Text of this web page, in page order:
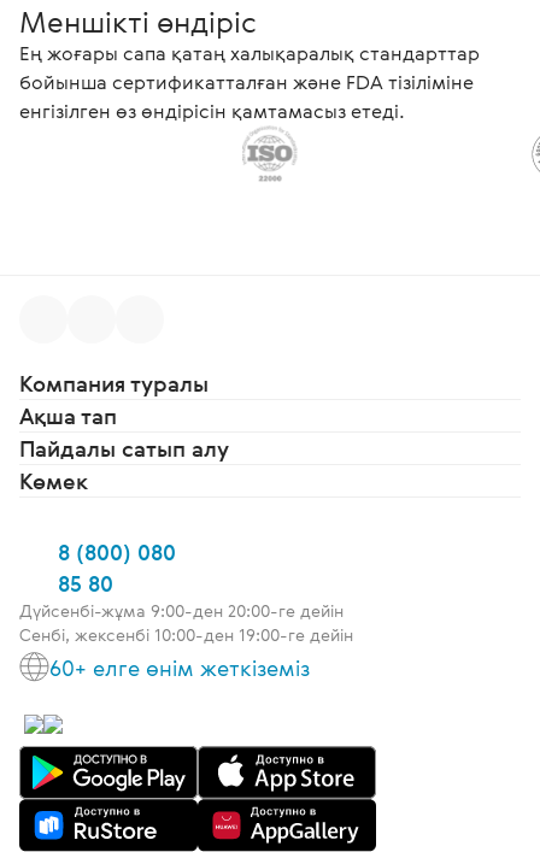
Меншікті өндіріс
Ең жоғары сапа қатаң халықаралық стандарттар
бойынша сертификатталған және FDA тізіліміне
енгізілген өз өндірісін қамтамасыз етеді.
Компания туралы
Ақша тап
Пайдалы сатып алу
Көмек
8 (800) 080
85 80
Дүйсенбі-жұма 9:00-ден 20:00-ге дейін
Сенбі, жексенбі 10:00-ден 19:00-ге дейін
60+ елге өнім жеткіземіз